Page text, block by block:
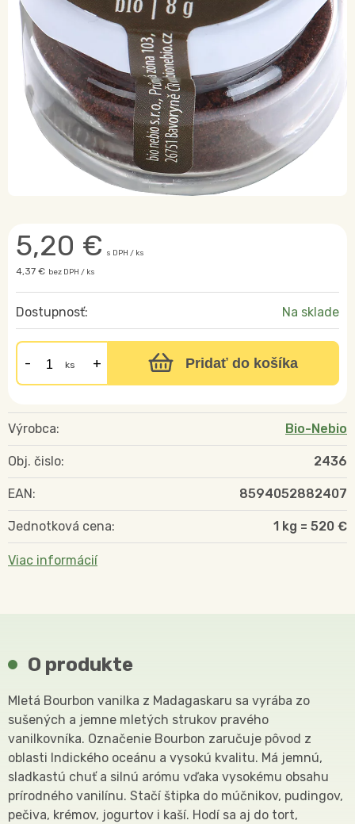
5,20 € s DPH / ks
4,37 € bez DPH / ks
Dostupnosť: Na sklade
ks Pridať do košíka
Výrobca: Bio-Nebio
Obj. čislo: 2436
EAN: 8594052882407
Jednotková cena: 1 kg = 520 €
Viac informácií
O produkte
Mletá Bourbon vanilka z Madagaskaru sa vyrába zo
sušených a jemne mletých strukov pravého
vanilkovníka. Označenie Bourbon zaručuje pôvod z
oblasti Indického oceánu a vysokú kvalitu. Má jemnú,
sladkastú chuť a silnú arómu vďaka vysokému obsahu
prírodného vanilínu. Stačí štipka do múčnikov, pudingov,
pečiva, krémov, jogurtov i kaší. Hodí sa aj do tort,